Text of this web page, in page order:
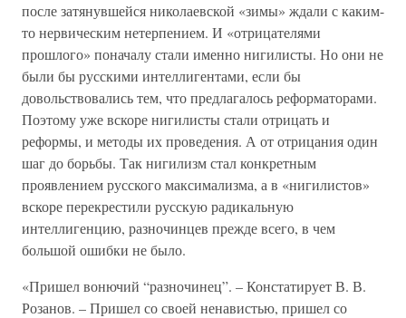
после затянувшейся николаевской «зимы» ждали с каким-
то нервическим нетерпением. И «отрицателями
прошлого» поначалу стали именно нигилисты. Но они не
были бы русскими интеллигентами, если бы
довольствовались тем, что предлагалось реформаторами.
Поэтому уже вскоре нигилисты стали отрицать и
реформы, и методы их проведения. А от отрицания один
шаг до борьбы. Так нигилизм стал конкретным
проявлением русского максимализма, а в «нигилистов»
вскоре перекрестили русскую радикальную
интеллигенцию, разночинцев прежде всего, в чем
большой ошибки не было.
«Пришел вонючий “разночинец”. – Констатирует В. В.
Розанов. – Пришел со своей ненавистью, пришел со